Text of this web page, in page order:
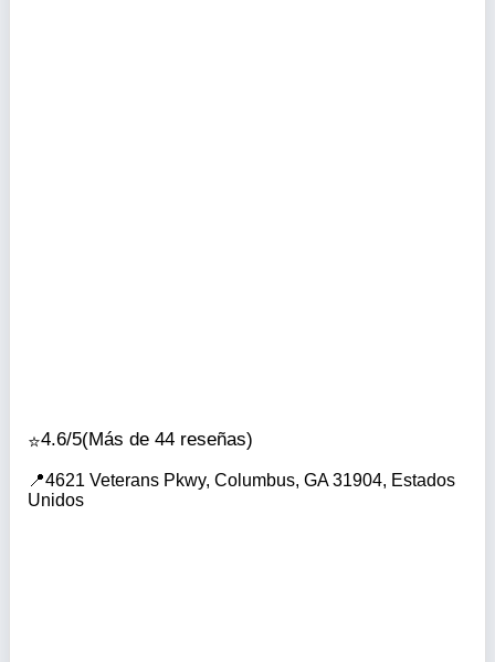
4.6/5(Más de 44 reseñas)
4621 Veterans Pkwy, Columbus, GA 31904, Estados
Unidos